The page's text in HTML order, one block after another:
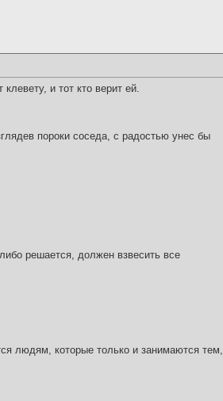
и тот кто верит ей.
пороки соседа, с радостью унес бы
решается, должен взвесить все
людям, которые только и занимаются тем,